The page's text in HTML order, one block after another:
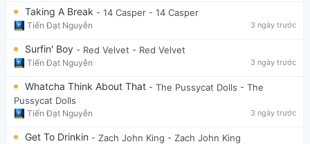
Taking A Break - 14 Casper - 14 Casper
Tiến Đạt Nguyễn 3 ngày trước
Surfin' Boy - Red Velvet - Red Velvet
Tiến Đạt Nguyễn 3 ngày trước
Whatcha Think About That - The Pussycat Dolls - The
Pussycat Dolls
Tiến Đạt Nguyễn 3 ngày trước
Get To Drinkin - Zach John King - Zach John King